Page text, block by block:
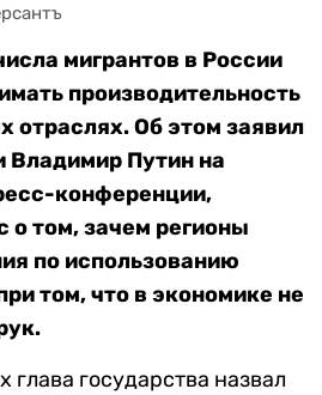
мигрантов в России
производительность
отраслях. Об этом заявил
Владимир Путин на
конференции,
о том, зачем регионы
по использованию
том, что в экономике не
глава государства назвал